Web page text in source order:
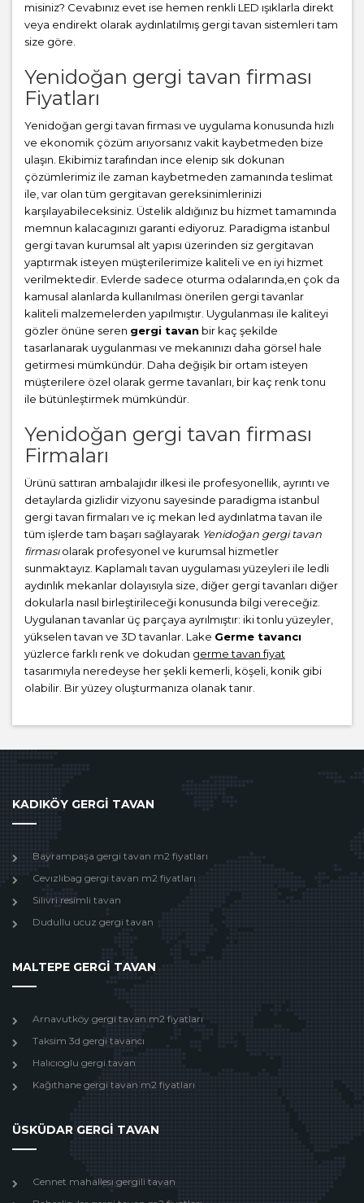
misiniz? Cevabınız evet ise hemen renkli LED ışıklarla direkt
veya endirekt olarak aydınlatılmış gergi tavan sistemleri tam
size göre.
Yenidoğan gergi tavan firması
Fiyatları
Yenidoğan gergi tavan firması ve uygulama konusunda hızlı
ve ekonomik çözüm arıyorsanız vakit kaybetmeden bize
ulaşın. Ekibimiz tarafından ince elenip sık dokunan
çözümlerimiz ile zaman kaybetmeden zamanında teslimat
ile, var olan tüm gergitavan gereksinimlerinizi
karşılayabileceksiniz. Üstelik aldığınız bu hizmet tamamında
memnun kalacagınızı garanti ediyoruz. Paradigma istanbul
gergi tavan kurumsal alt yapısı üzerinden siz gergitavan
yaptırmak isteyen müşterilerimize kaliteli ve en iyi hizmet
verilmektedir. Evlerde sadece oturma odalarında,en çok da
kamusal alanlarda kullanılması önerilen gergi tavanlar
kaliteli malzemelerden yapılmıştır. Uygulanması ile kaliteyi
gözler önüne seren gergi tavan bir kaç şekilde
tasarlanarak uygulanması ve mekanınızı daha görsel hale
getirmesi mümkündür. Daha değişik bir ortam isteyen
müşterilere özel olarak germe tavanları, bir kaç renk tonu
ile bütünleştirmek mümkündür.
Yenidoğan gergi tavan firması
Firmaları
Ürünü sattıran ambalajıdır ilkesi ile profesyonellik, ayrıntı ve
detaylarda gizlidir vizyonu sayesinde paradigma istanbul
gergi tavan firmaları ve iç mekan led aydınlatma tavan ile
tüm işlerde tam başarı sağlayarak Yenidoğan gergi tavan
firmasıolarak profesyonel ve kurumsal hizmetler
sunmaktayız. Kaplamalı tavan uygulaması yüzeyleri ile ledli
aydınlık mekanlar dolayısıyla size, diğer gergi tavanları diğer
dokularla nasıl birleştirileceği konusunda bilgi vereceğiz.
Uygulanan tavanlar üç parçaya ayrılmıştır: iki tonlu yüzeyler,
yükselen tavan ve 3D tavanlar. Lake Germe tavancı
yüzlerce farklı renk ve dokudan germe tavan fiyat
tasarımıyla neredeyse her şekli kemerli, köşeli, konik gibi
olabilir. Bir yüzey oluşturmanıza olanak tanır.
KADIKÖY GERGİ TAVAN
Bayrampaşa gergi tavan m2 fiyatları
Cevızlıbag gergi tavan m2 fiyatları
Silivri resimli tavan
Dudullu ucuz gergi tavan
MALTEPE GERGİ TAVAN
Arnavutköy gergi tavan m2 fiyatları
Taksim 3d gergi tavancı
Halıcıoglu gergi tavan
Kağıthane gergi tavan m2 fiyatları
ÜSKÜDAR GERGİ TAVAN
Cennet mahallesı gergili tavan